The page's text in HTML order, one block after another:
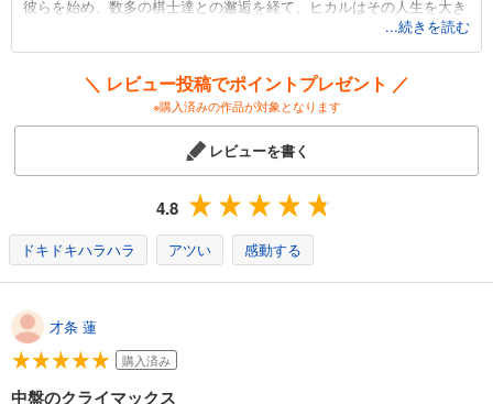
彼らを始め、数多の棋士達との邂逅を経て、ヒカルはその人生を大き
20年ほど前に若者の間で“囲碁ブーム”というものが起きたのをご存じ
でしょうか？
その火付け役となったのが、この『ヒカルの碁』。
対局シーンでの鬼気迫る表情や額に浮かべる汗、互いの戦略を探り合
う思考のせめぎ合いなどを見ていると、思わずこちらも力がこもって
しまいます。心理描写を繊細に描くタッチはさすが小畑健氏、囲碁の
ルールを知らなくても全然違和感なく惹き込まれる…。
子供だった彼らが大人に近づくにつれて、内面や顔つきの変化してい
く様がとても丁寧に描かれています。あんなに丸顔だったのにこんな
グッとくるポイントかも。二人の少年の出会いが囲碁界を変えていく
大きな渦となり、生涯のライバルになるまでの長い道のりが本作の軸
となっています。
...続きを読む
＼ レビュー投稿でポイントプレゼント ／
※購入済みの作品が対象となります
レビューを書く
4.8
ドキドキハラハラ アツい 感動する
才条 蓮
購入済み
中盤のクライマックス